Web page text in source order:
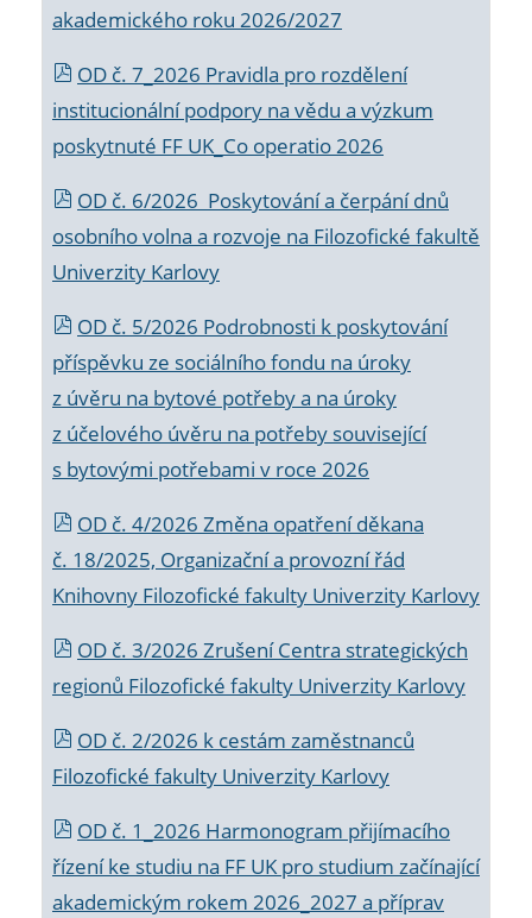
akademického roku 2026/2027
OD č. 7_2026 Pravidla pro rozdělení
institucionální podpory na vědu a výzkum
poskytnuté FF UK_Co operatio 2026
OD č. 6/2026 Poskytování a čerpání dnů
osobního volna a rozvoje na Filozofické fakultě
Univerzity Karlovy
OD č. 5/2026 Podrobnosti k poskytování
příspěvku ze sociálního fondu na úroky
z úvěru na bytové potřeby a na úroky
z účelového úvěru na potřeby související
s bytovými potřebami v roce 2026
OD č. 4/2026 Změna opatření děkana
č. 18/2025, Organizační a provozní řád
Knihovny Filozofické fakulty Univerzity Karlovy
OD č. 3/2026 Zrušení Centra strategických
regionů Filozofické fakulty Univerzity Karlovy
OD č. 2/2026 k cestám zaměstnanců
Filozofické fakulty Univerzity Karlovy
OD č. 1_2026 Harmonogram přijímacího
řízení ke studiu na FF UK pro studium začínající
akademickým rokem 2026_2027 a příprav